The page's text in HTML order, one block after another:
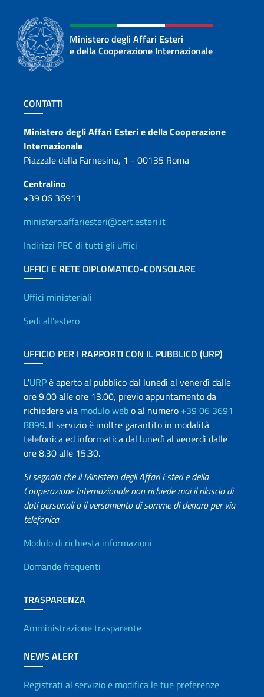
Ministero degli Affari Esteri
e della Cooperazione Internazionale
Sezione footer
CONTATTI
Contatti
Ministero degli Affari Esteri e della Cooperazione
Internazionale
Piazzale della Farnesina, 1 - 00135 Roma
Centralino
+39 06 36911
ministero.affariesteri@cert.esteri.it
Indirizzi PEC di tutti gli uffici
UFFICI E RETE DIPLOMATICO-CONSOLARE
Uffici e Rete diplomatica
Uffici ministeriali
Sedi all'estero
UFFICIO PER I RAPPORTI CON IL PUBBLICO (URP)
L'URPè aperto al pubblico dal lunedì al venerdì dalle
ore 9.00 alle ore 13.00, previo appuntamento da
richiedere via modulo webo al numero +39 06 3691
8899. Il servizio è inoltre garantito in modalità
telefonica ed informatica dal lunedì al venerdì dalle
ore 8.30 alle 15.30.
Si segnala che il Ministero degli Affari Esteri e della
Cooperazione Internazionale non richiede mai il rilascio di
dati personali o il versamento di somme di denaro per via
telefonica.
Info utili
Modulo di richiesta informazioni
Domande frequenti
TRASPARENZA
Amministrazione trasparente
NEWS ALERT
Registrati al servizio e modifica le tue preferenze